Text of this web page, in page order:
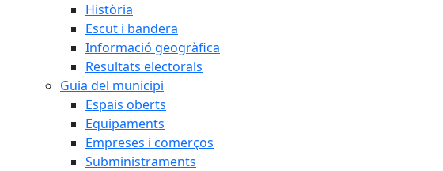
Història
Escut i bandera
Informació geogràfica
Resultats electorals
Guia del municipi
Espais oberts
Equipaments
Empreses i comerços
Subministraments